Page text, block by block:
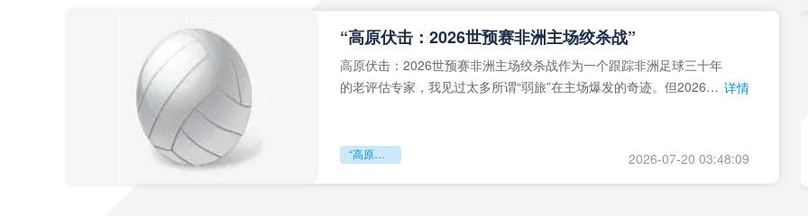
“高原伏击：2026世预赛非洲主场绞杀战”
高原伏击：2026世预赛非洲主场绞杀战作为一个跟踪非洲足球三十年
的老评估专家，我见过太多所谓“弱旅”在主场爆发的奇迹。但2026年 详情
“高原伏击：2026世预赛非洲主场绞杀战” 2026-07-20 03:48:09